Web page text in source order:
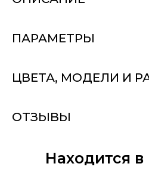
ПАРАМЕТРЫ
ЦВЕТА, МОДЕЛИ И
ОТЗЫВЫ
Находится в